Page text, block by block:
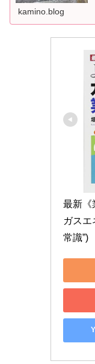
kamino.blog
最新《
ガスエ
常識”)